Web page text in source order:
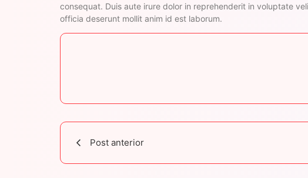
consequat. Duis aute irure dolor in reprehenderit in voluptate
officia deserunt mollit anim id est laborum.
Post anterior